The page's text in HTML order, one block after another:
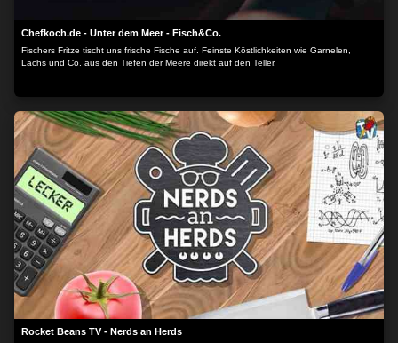
Chefkoch.de - Unter dem Meer - Fisch&Co.
Fischers Fritze tischt uns frische Fische auf. Feinste Köstlichkeiten wie Garnelen,
Lachs und Co. aus den Tiefen der Meere direkt auf den Teller.
Rocket Beans TV - Nerds an Herds